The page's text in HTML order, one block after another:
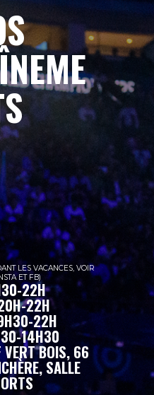
LES VACANCES, VOIR
ET FB)
22H
20H-22H
22H
14H30
VERT BOIS, 66
SALLE